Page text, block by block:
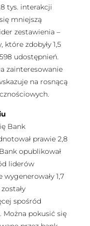
tys. interakcji
mniejszą
zestawienia –
zdobyły 1,5
udostępnień.
zainteresowanie
na rosnącą
Bank
prawie 2,8
opublikował
liderów
1,7
spośród
Można pokusić się